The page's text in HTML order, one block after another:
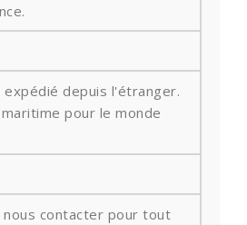
depuis l'étranger.
pour le monde
nous contacter pour tout